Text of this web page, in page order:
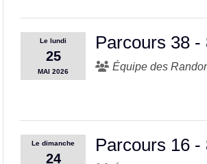
Lelundi
25
MAI 2026
Parcours 38 -
Équipe des
Ledimanche
24
Parcours 16 -